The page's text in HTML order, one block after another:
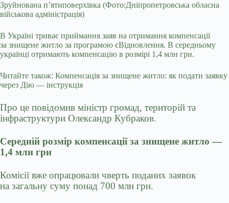
Зруйнована п’ятиповерхівка (Фото:Дніпропетровська обласна
військова адміністрація)
В Україні триває приймання заяв на отримання компенсації
за знищене житло за програмою єВідновлення. В середньому
українці отримають компенсацію в розмірі 1,4 млн грн.
Читайте також: Компенсація за знищене житло: як подати заявку
через Дію — інструкція
Про це повідомив міністр громад, територій та
інфраструктури Олександр Кубраков.
Середній розмір компенсації за знищене житло —
1,4 млн грн
Комісії вже опрацювали чверть поданих заявок
на загальну суму понад 700 млн грн.